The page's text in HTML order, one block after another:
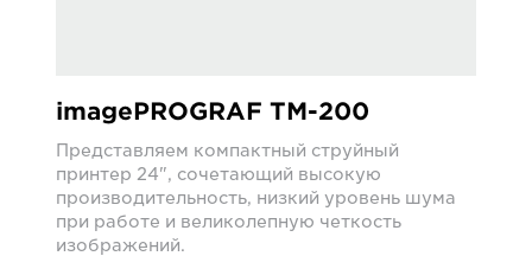
imagePROGRAF TM-200
Представляем компактный струйный
принтер 24", сочетающий высокую
производительность, низкий уровень шума
при работе и великолепную четкость
изображений.